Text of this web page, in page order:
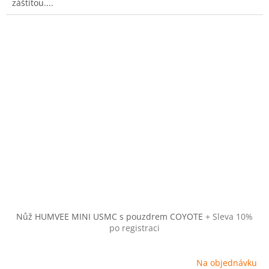
záštitou....
Nůž HUMVEE MINI USMC s pouzdrem COYOTE + Sleva 10%
po registraci
Na objednávku